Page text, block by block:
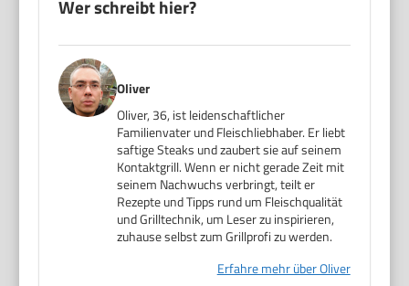
Wer schreibt hier?
Oliver
Oliver, 36, ist leidenschaftlicher
Familienvater und Fleischliebhaber. Er liebt
saftige Steaks und zaubert sie auf seinem
Kontaktgrill. Wenn er nicht gerade Zeit mit
seinem Nachwuchs verbringt, teilt er
Rezepte und Tipps rund um Fleischqualität
und Grilltechnik, um Leser zu inspirieren,
zuhause selbst zum Grillprofi zu werden.
Erfahre mehr über Oliver